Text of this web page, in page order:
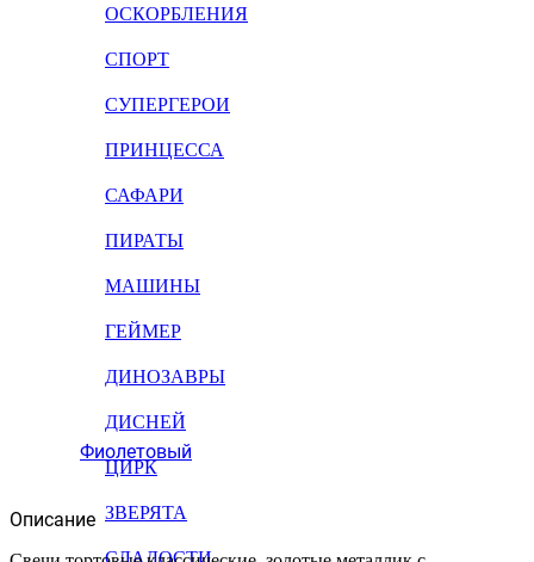
ОСКОРБЛЕНИЯ
СПОРТ
СУПЕРГЕРОИ
ПРИНЦЕССА
САФАРИ
ПИРАТЫ
МАШИНЫ
ГЕЙМЕР
ДИНОЗАВРЫ
ДИСНЕЙ
ЦИРК
ЗВЕРЯТА
СЛАДОСТИ
Фиолетовый
Описание